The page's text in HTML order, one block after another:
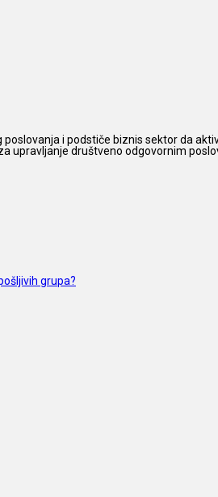
i podstiče biznis sektor da
upravljanje društveno odgovornim